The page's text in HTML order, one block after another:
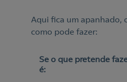
Aqui fica um apanhado,
como pode fazer:
Se o que pretende
é: